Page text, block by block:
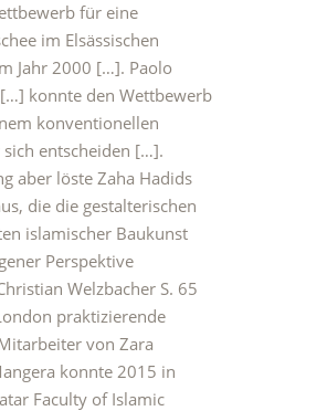
für eine
im Elsässischen
Jahr 2000 […]. Paolo
konnte den Wettbewerb
konventionellen
entscheiden […].
aber löste Zaha Hadids
die die gestalterischen
islamischer Baukunst
Perspektive
Welzbacher S. 65
praktizierende
von Zara
konnte 2015 in
Faculty of Islamic